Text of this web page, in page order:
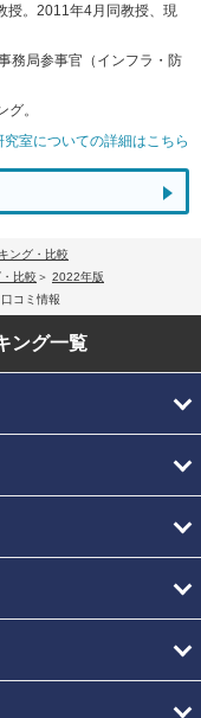
授。2011年4月同教授、現
務局参事官（インフラ・防
。
室についての詳細はこちら
ング・比較
比較
2022年版
コミ情報
ング一覧